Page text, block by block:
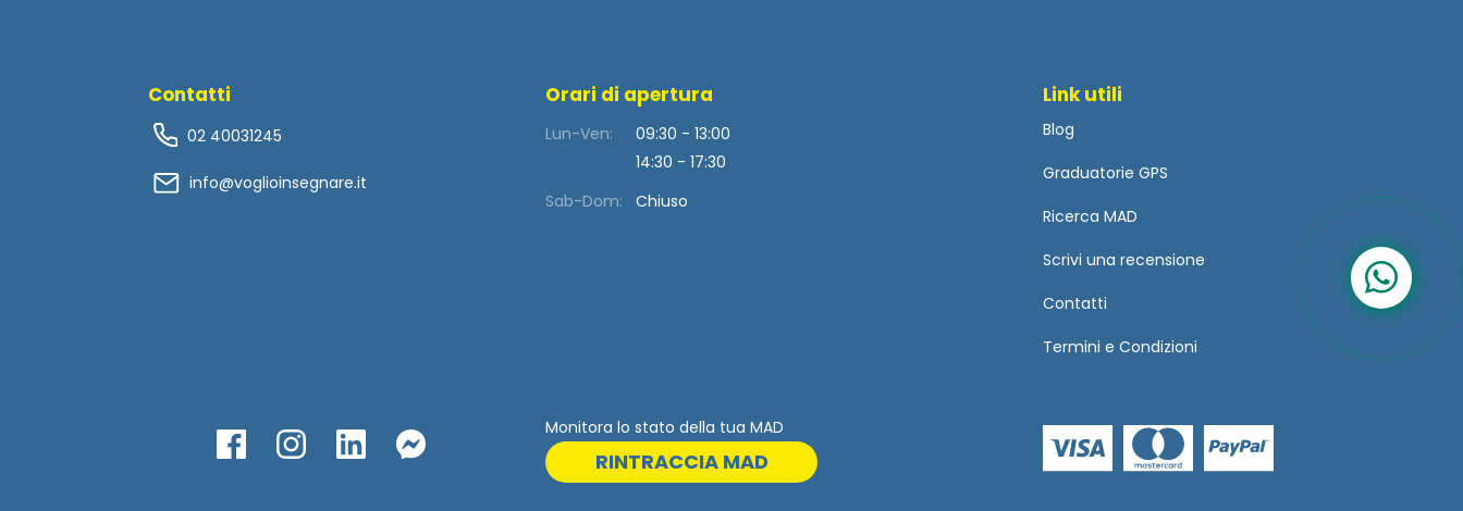
Contatti
02 40031245
info@voglioinsegnare.it
Orari di apertura
Lun-Ven:
09:30 - 13:00
14:30 - 17:30
Sab-Dom:
Chiuso
Link utili
Blog
Graduatorie GPS
Ricerca MAD
Scrivi una recensione
Contatti
Termini e Condizioni
Monitora lo stato della tua MAD
RINTRACCIA MAD